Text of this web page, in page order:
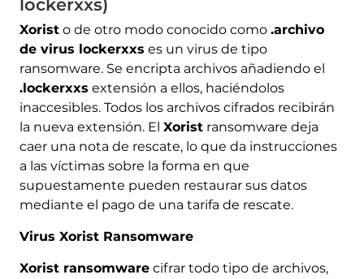
lockerxxs)
Xoristo de otro modo conocido como .archivo
de virus lockerxxs es un virus de tipo
ransomware. Se encripta archivos añadiendo el
.lockerxxs extensión a ellos, haciéndolos
inaccesibles. Todos los archivos cifrados recibirán
la nueva extensión. El Xoristransomware deja
caer una nota de rescate, lo que da instrucciones
a las víctimas sobre la forma en que
supuestamente pueden restaurar sus datos
mediante el pago de una tarifa de rescate.
Virus Xorist Ransomware
Xorist ransomwarecifrar todo tipo de archivos,